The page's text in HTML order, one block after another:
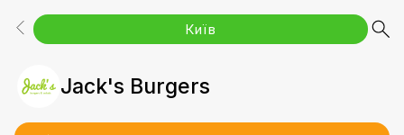
Київ
Jack's Burgers